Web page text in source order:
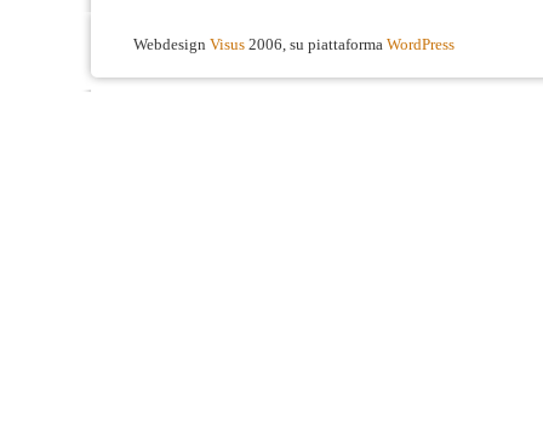
Webdesign Visus 2006, su piattaforma WordPress